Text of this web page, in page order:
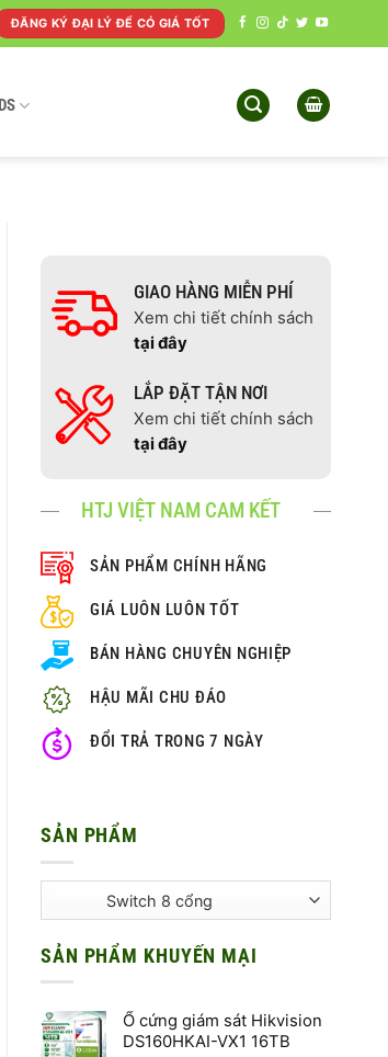
ĐĂNG KÝ ĐẠI LÝ ĐỂ CÓ GIÁ TỐT
GIAO HÀNG MIỄN PHÍ
Xem chi tiết chính sách
tại đây
LẮP ĐẶT TẬN NƠI
Xem chi tiết chính sách
tại đây
HTJ VIỆT NAM CAM KẾT
SẢN PHẨM CHÍNH HÃNG
GIÁ LUÔN LUÔN TỐT
BÁN HÀNG CHUYÊN NGHIỆP
HẬU MÃI CHU ĐÁO
ĐỔI TRẢ TRONG 7 NGÀY
SẢN PHẨM
SẢN PHẨM KHUYẾN MẠI
Ổ cứng giám sát Hikvision
DS160HKAI-VX1 16TB